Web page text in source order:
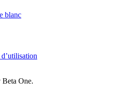
blanc
One.